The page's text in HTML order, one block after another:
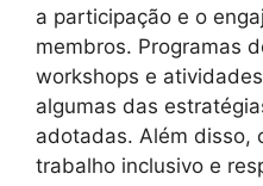
a participação e o
membros. Programas
workshops e
algumas das
adotadas. Além disso,
trabalho inclusivo e